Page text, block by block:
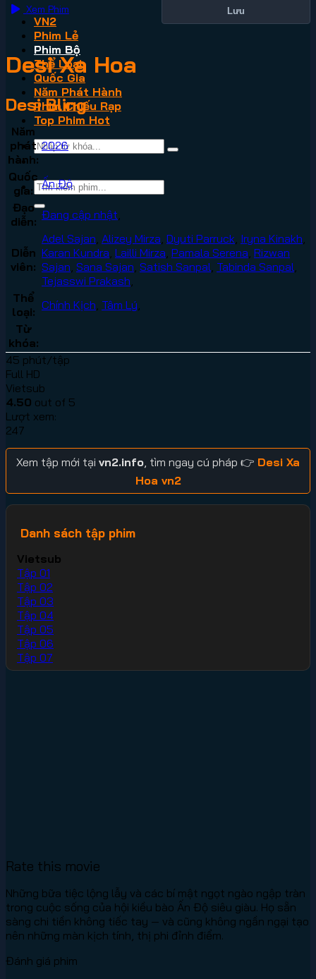
VN2
Phim Lẻ
Phim Bộ
Thể Loại
Quốc Gia
Năm Phát Hành
Phim Chiếu Rạp
Top Phim Hot
Xem Phim Lưu
Desi Xa Hoa
Desi Bling
Năm
phát
hành:
2026
Quốc
gia:
Ấn Độ
Đạo
diễn: Đang cập nhật
Diễn
viên:
Adel Sajan Alizey Mirza Dyuti Parruck Iryna Kinakh
Karan Kundra Lailli Mirza Pamala Serena Rizwan
Sajan Sana Sajan Satish Sanpal Tabinda Sanpal
Tejasswi Prakash
Thể
loại: Chính Kịch Tâm Lý
Từ
khóa:
45 phút/tập
Full HD
Vietsub
4.50 out of 5
Lượt xem:
247
Xem tập mới tại vn2.info , tìm ngay cú pháp 👉 Desi Xa
Hoa vn2
Danh sách tập phim
Vietsub
Tập 01
Tập 02
Tập 03
Tập 04
Tập 05
Tập 06
Tập 07
Rate this movie
Những bữa tiệc lộng lẫy và các bí mật ngọt ngào ngập tràn
trong cuộc sống của hội kiều bào Ấn Độ siêu giàu. Họ sẵn
sàng chi tiền không tiếc tay — và cũng không ngần ngại tạo
nên những màn kịch tính, thị phi đỉnh điểm.
Đánh giá phim